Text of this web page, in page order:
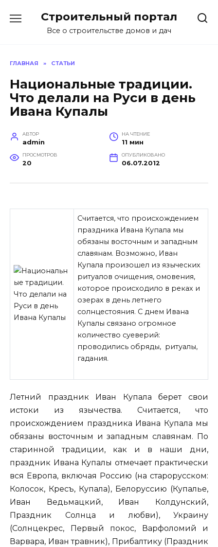
содержанию
Строительный портал
Все о строительстве домов и дач
ГЛАВНАЯ » СТАТЬИ
Национальные традиции.
Что делали на Руси в день
Ивана Купалы
АВТОР
admin
НА ЧТЕНИЕ
11 мин
ПРОСМОТРОВ
20
ОПУБЛИКОВАНО
06.07.2012
Считается, что происхождением
праздника Ивана Купала мы
обязаны восточным и западным
славянам. Возможно, Иван
Купала произошел из языческих
ритуалов очищения, омовения,
которое происходило в реках и
озерах в день летнего
солнцестояния. С днем Ивана
Купалы связано огромное
количество суеверий:
проводились обряды, ритуалы,
гадания.
Летний праздник Иван Купала берет свои
истоки из язычества. Считается, что
происхождением праздника Ивана Купала мы
обязаны восточным и западным славянам. По
старинной традиции, как и в наши дни,
праздник Ивана Купалы отмечает практически
вся Европа, включая Россию (на старорусском:
Колосок, Кресъ, Купала), Белоруссию (Купалье,
Иван Ведьмацкий, Иван Колдунский,
Праздник Солнца и любви), Украину
(Солнцекрес, Первый покос, Варфоломий и
Варвара, Иван травник), Прибалтику (Праздник